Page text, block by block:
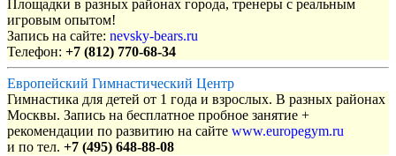
Площадки в разных районах города, тренеры с реальным
игровым опытом!
Запись на сайте: nevsky-bears.ru
Телефон: +7 (812) 770-68-34
Европейский Гимнастический Центр
Гимнастика для детей от 1 года и взрослых. В разных районах
Москвы. Запись на бесплатное пробное занятие +
рекомендации по развитию на сайте www.europegym.ru
и по тел. +7 (495) 648-88-08